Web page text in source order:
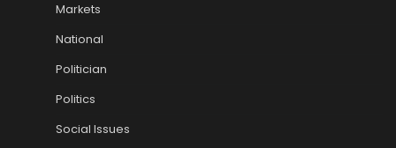
Markets
National
Politician
Politics
Social Issues